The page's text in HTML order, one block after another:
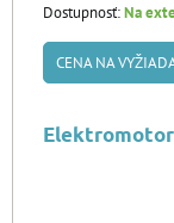
Dostupnosť:Na
CENA NA
Elektromotor